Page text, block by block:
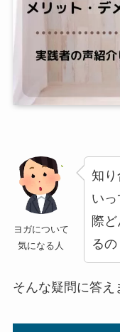
ヨガについて
気になる人
知
い
際
るの
そんな疑問に答え